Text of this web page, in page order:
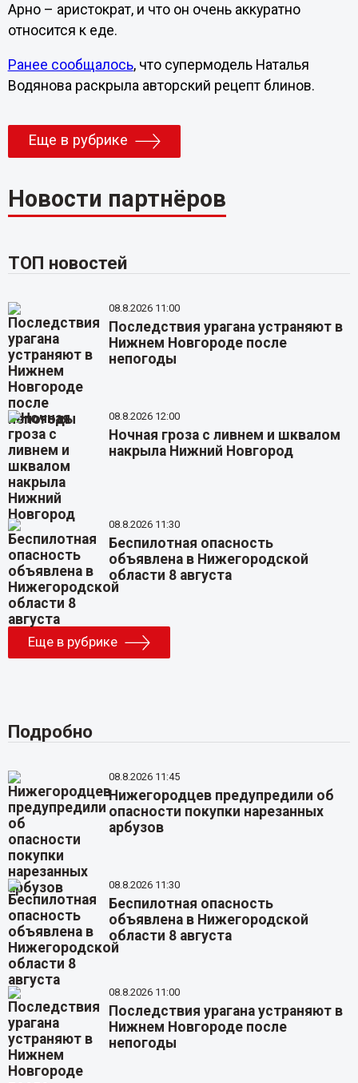
Арно – аристократ, и что он очень аккуратно
относится к еде.
Ранее сообщалось, что супермодель Наталья
Водянова раскрыла авторский рецепт блинов.
Еще в рубрике
Новости партнёров
ТОП новостей
08.8.2026 11:00
Последствия урагана устраняют в
Нижнем Новгороде после
непогоды
08.8.2026 12:00
Ночная гроза с ливнем и шквалом
накрыла Нижний Новгород
08.8.2026 11:30
Беспилотная опасность
объявлена в Нижегородской
области 8 августа
Еще в рубрике
Подробно
08.8.2026 11:45
Нижегородцев предупредили об
опасности покупки нарезанных
арбузов
08.8.2026 11:30
Беспилотная опасность
объявлена в Нижегородской
области 8 августа
08.8.2026 11:00
Последствия урагана устраняют в
Нижнем Новгороде после
непогоды